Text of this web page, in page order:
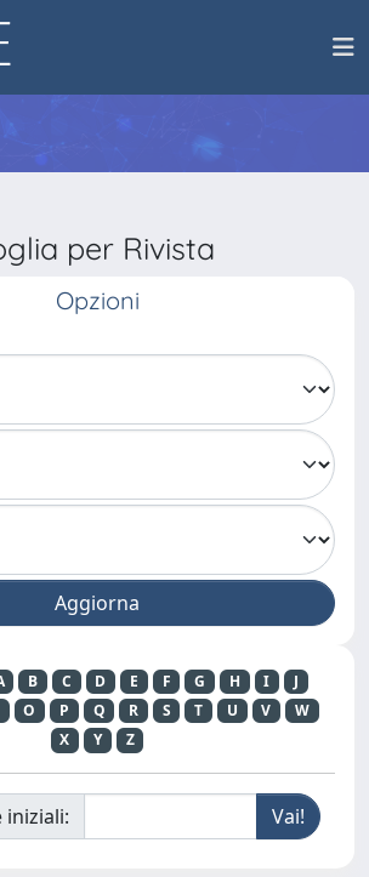
per Rivista
Opzioni
B C D E F G H I
J
O P Q R S T U V
W
X
Y Z
iniziali: